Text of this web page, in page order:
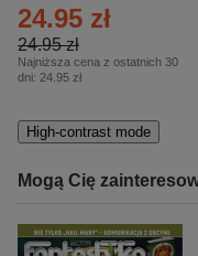
– 2/2026
24.95 zł
24.95 zł
Najniższa cena z ostatnich 30
dni: 24.95 zł
High-contrast mode
Mogą Cię